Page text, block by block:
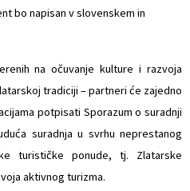
bo napisan v slovenskem in
na očuvanje kulture i razvoja
tradiciji – partneri će zajedno
potpisati Sporazum o suradnji
suradnja u svrhu neprestanog
turističke ponude, tj. Zlatarske
aktivnog turizma.